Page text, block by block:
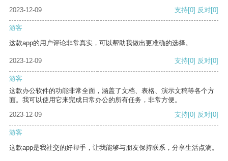
2023-12-09
支持[0] 反对[0]
游客
这款app的用户评论非常真实，可以帮助我做出更准确的选择。
2023-12-09 支持[0] 反对[0]
游客
这款办公软件的功能非常全面，涵盖了文档、表格、演示文稿等各个方
面。我可以使用它来完成日常办公的所有任务，非常方便。
2023-12-09
支持[0] 反对[0]
游客
这款app是我社交的好帮手，让我能够与朋友保持联系，分享生活点滴。